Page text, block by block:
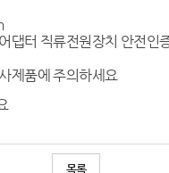
댑터 직류전원장치 안전인
제품에 주의하세요
목록